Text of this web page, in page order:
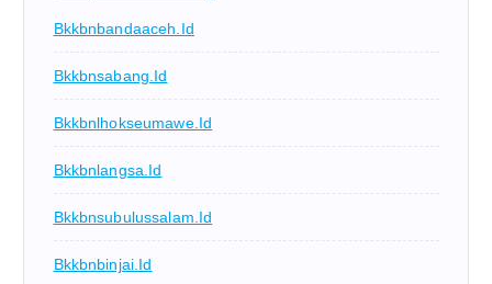
Bkkbnbandaaceh.id
Bkkbnsabang.id
Bkkbnlhokseumawe.id
Bkkbnlangsa.id
Bkkbnsubulussalam.id
Bkkbnbinjai.id